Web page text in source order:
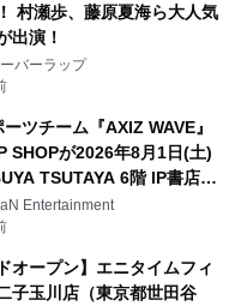
村瀬歩、藤原夏海ら大人気
出演！
バーラップ
ツチーム『AXIZ WAVE』
SHOPが2026年8月1日(土)
TSUTAYA 6階 IP書店で
！Entertainment
オープン】エニタイムフィ
子玉川店（東京都世田谷